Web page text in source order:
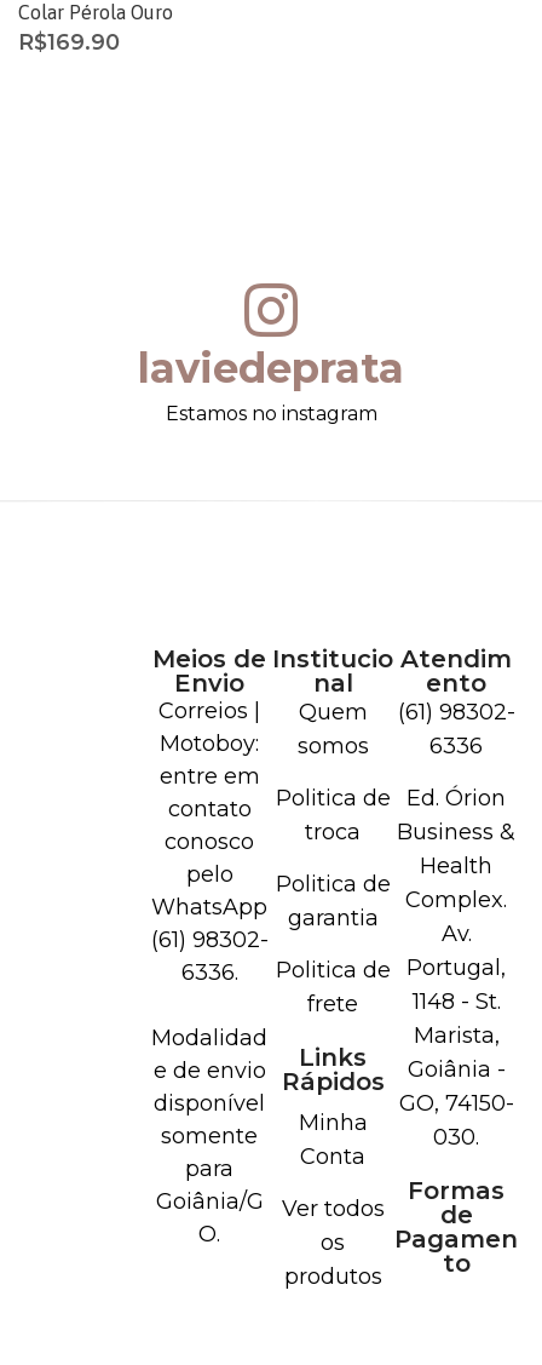
Colar Pérola Ouro
R$169.90
laviedeprata
Estamos no instagram
Meios de
Envio
Correios |
Motoboy:
entre em
contato
conosco
pelo
WhatsApp
(61) 98302-
6336.
Modalidad
e de envio
disponível
somente
para
Goiânia/G
O.
Institucio
nal
Quem
somos
Politica de
troca
Politica de
garantia
Politica de
frete
Links
Rápidos
Minha
Conta
Ver todos
os
produtos
Atendim
ento
(61) 98302-
6336
Ed. Órion
Business &
Health
Complex.
Av.
Portugal,
1148 - St.
Marista,
Goiânia -
GO, 74150-
030.
Formas
de
Pagamen
to